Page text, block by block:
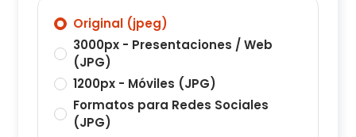
Original (jpeg)
3000px - Presentaciones / Web
(JPG)
1200px - Móviles (JPG)
Formatos para Redes Sociales
(JPG)